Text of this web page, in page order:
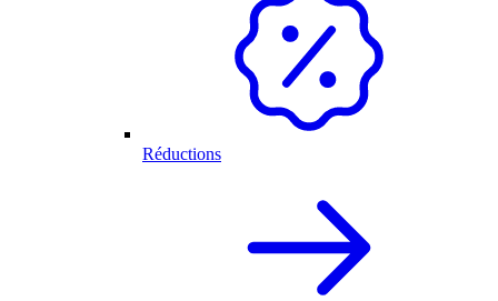
Réductions